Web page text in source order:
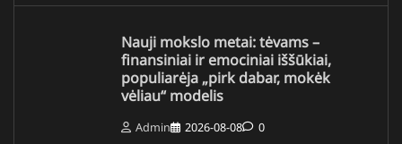
Nauji mokslo metai: tėvams –
finansiniai ir emociniai iššūkiai,
populiarėja „pirk dabar, mokėk
vėliau“ modelis
Admin 2026-08-08 0